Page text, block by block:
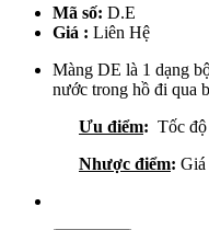
Mã số: D.E
Giá : Liên Hệ
Màng DE là 1 dạng
nước trong hồ đi qua
Ưu điểm: Tốc
Nhược điểm: Giá